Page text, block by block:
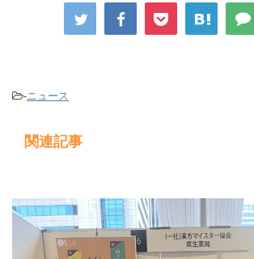
-ニュース
関連記事